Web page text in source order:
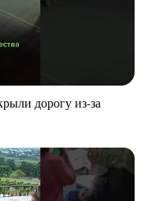
дорогу из-за